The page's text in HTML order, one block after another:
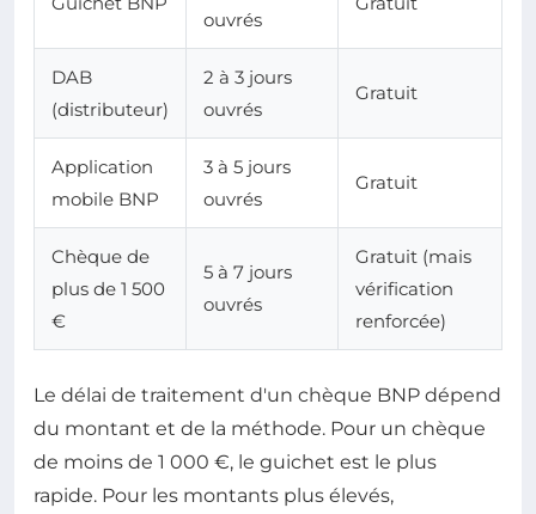
ouvrés
DAB
(distributeur)
2 à 3 jours
ouvrés
Gratuit
Application
mobile BNP
3 à 5 jours
ouvrés
Gratuit
Chèque de
plus de 1 500
€
5 à 7 jours
ouvrés
Gratuit (mais
vérification
renforcée)
Le délai de traitement d'un chèque BNP dépend
du montant et de la méthode. Pour un chèque
de moins de 1 000 €, le guichet est le plus
rapide. Pour les montants plus élevés,